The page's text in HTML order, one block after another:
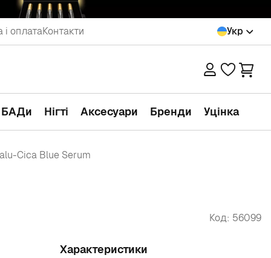
і оплатаКонтакти Укр
БАДи Нігті Аксесуари Бренди Уцінка
Cica Blue Serum
Код: 56099
Характеристики